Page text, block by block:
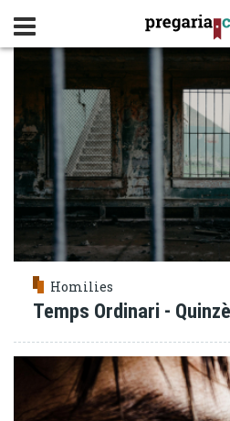
contingut
Homilies
Temps Ordinari -